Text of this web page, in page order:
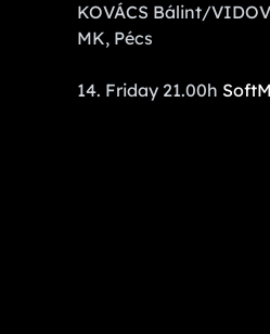
KOVÁCS Bálint/
MK, Pécs
14. Friday 21.00h